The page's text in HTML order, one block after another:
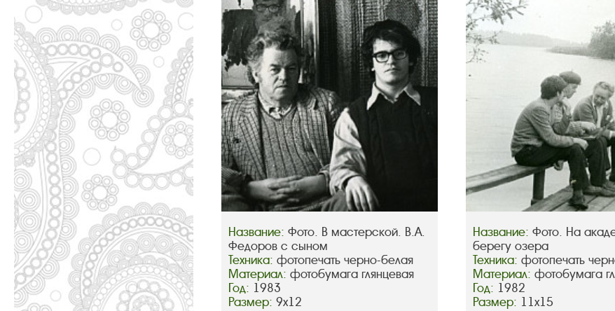
Название: Фото. В мастерской. В.А.
Федоров с сыном
Техника: фотопечать черно-белая
Материал: фотобумага глянцевая
Год: 1983
Размер: 9х12
Название:Фото. На
берегу озера
Техника:фотопечать
Материал:фотобумага
Год: 1982
Размер: 11х15